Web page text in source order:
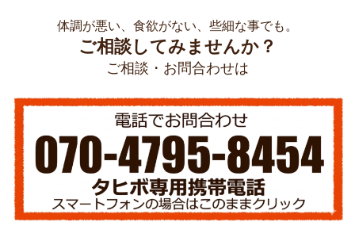
体調が悪い、食欲がない、些細な事でも。
ご相談してみませんか？
ご相談・お問合わせは